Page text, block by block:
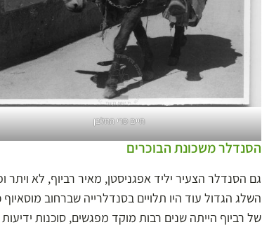
חיים סרי החלבן
הסנדלר משכונת הבוכרים
גם הסנדלר הצעיר יליד אפגניסטן, מאיר רביוף, לא
השלג הגדול עוד היו תלויים בסנדלרייה שברחוב
של רביוף הייתה שנים רבות מוקד מפגשים, סוכנות